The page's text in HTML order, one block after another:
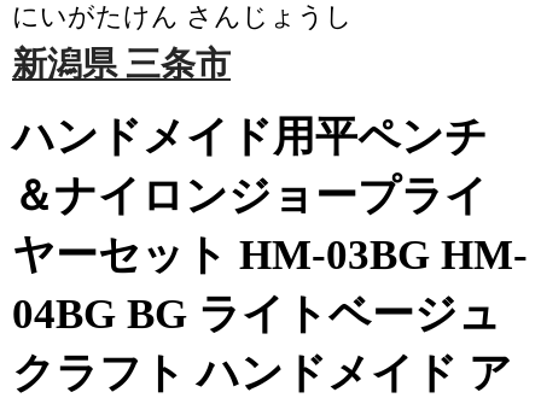
にいがたけん さんじょうし
新潟県 三条市
ハンドメイド用平ペンチ
＆ナイロンジョープライ
ヤーセット HM-03BG HM-
04BG BG ライトベージュ
クラフト ハンドメイド ア